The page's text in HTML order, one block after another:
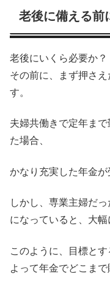
老後に備える前
老後にいくら必要か？
その前に、まず押さ
す。
夫婦共働きで定年ま
た場合、
かなり充実した年金が
しかし、専業主婦だ
になっていると、大幅
このように、目標と
よって年金でどこまで